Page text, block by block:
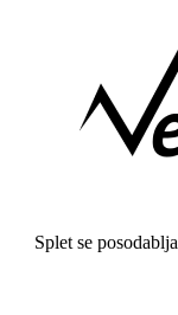
Splet se